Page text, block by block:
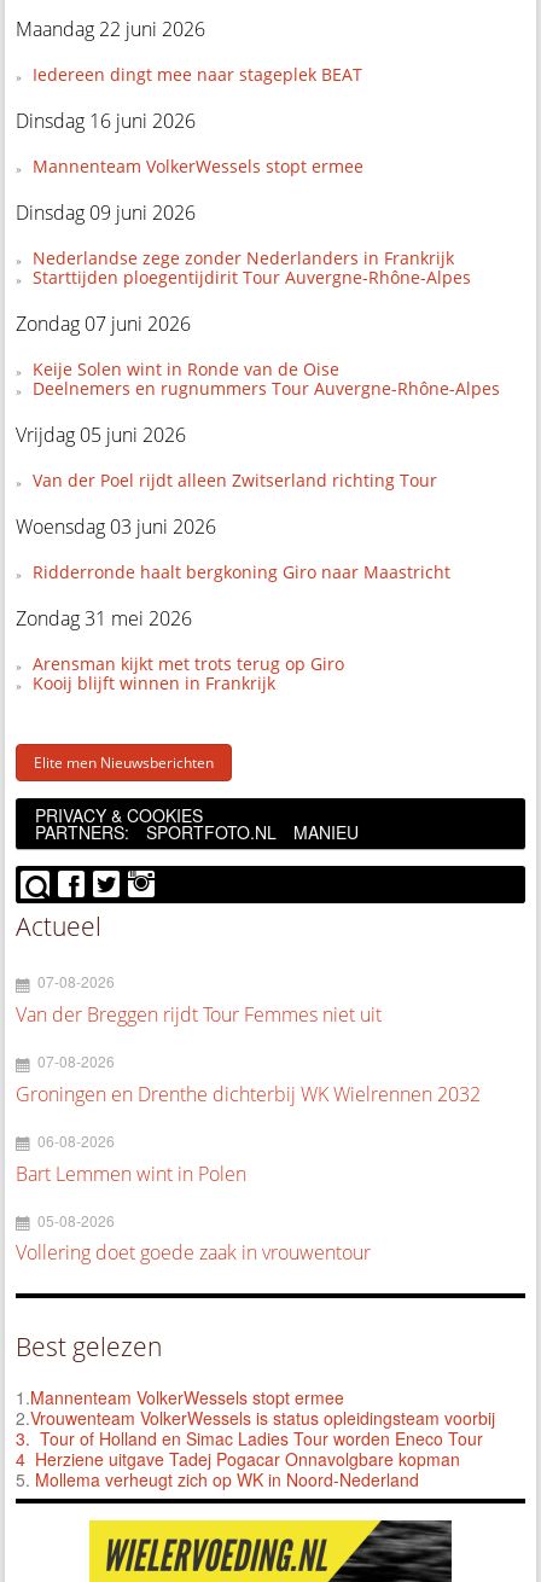
Maandag 22 juni 2026
Iedereen dingt mee naar stageplek BEAT
Dinsdag 16 juni 2026
Mannenteam VolkerWessels stopt ermee
Dinsdag 09 juni 2026
Nederlandse zege zonder Nederlanders in Frankrijk
Starttijden ploegentijdirit Tour Auvergne-Rhône-Alpes
Zondag 07 juni 2026
Keije Solen wint in Ronde van de Oise
Deelnemers en rugnummers Tour Auvergne-Rhône-Alpes
Vrijdag 05 juni 2026
Van der Poel rijdt alleen Zwitserland richting Tour
Woensdag 03 juni 2026
Ridderronde haalt bergkoning Giro naar Maastricht
Zondag 31 mei 2026
Arensman kijkt met trots terug op Giro
Kooij blijft winnen in Frankrijk
Elite men Nieuwsberichten
PRIVACY & COOKIES
PARTNERS: SPORTFOTO.NL MANIEU
Actueel
07-08-2026
Van der Breggen rijdt Tour Femmes niet uit
07-08-2026
Groningen en Drenthe dichterbij WK Wielrennen 2032
06-08-2026
Bart Lemmen wint in Polen
05-08-2026
Vollering doet goede zaak in vrouwentour
Best gelezen
1.Mannenteam VolkerWessels stopt ermee
2.Vrouwenteam VolkerWessels is status opleidingsteam voorbij
3. Tour of Holland en Simac Ladies Tour worden Eneco Tour
4 Herziene uitgave Tadej Pogacar Onnavolgbare kopman
5. Mollema verheugt zich op WK in Noord-Nederland